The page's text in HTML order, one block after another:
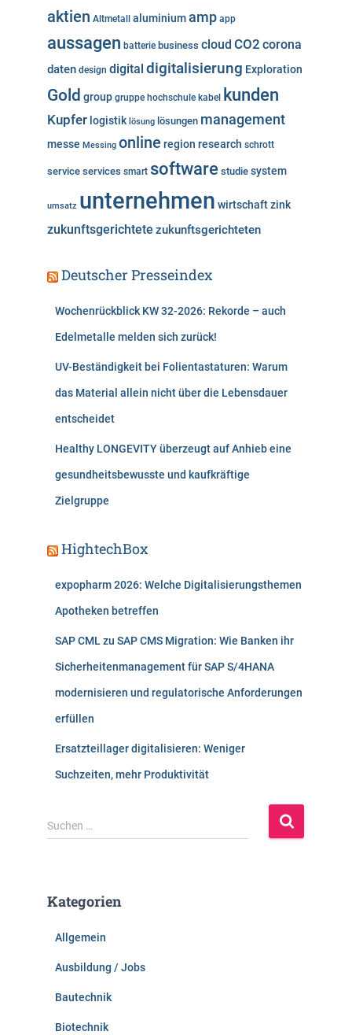
r
i
n
aktien Altmetall aluminiumamp app
aussagen batterie business cloud CO2 corona
daten design digital digitalisierung Exploration
Gold group gruppe hochschule kabel kunden
Kupfer logistik lösung lösungen management
messe Messing online region research schrott
service services smart software studie system
umsatz unternehmen wirtschaftzink
zukunftsgerichtete zukunftsgerichteten
Deutscher Presseindex
Wochenrückblick KW 32-2026: Rekorde – auch
Edelmetalle melden sich zurück!
UV-Beständigkeit bei Folientastaturen: Warum
das Material allein nicht über die Lebensdauer
entscheidet
Healthy LONGEVITY überzeugt auf Anhieb eine
gesundheitsbewusste und kaufkräftige
Zielgruppe
HightechBox
expopharm 2026: Welche Digitalisierungsthemen
Apotheken betreffen
SAP CML zu SAP CMS Migration: Wie Banken ihr
Sicherheitenmanagement für SAP S/4HANA
modernisieren und regulatorische Anforderungen
erfüllen
Ersatzteillager digitalisieren: Weniger
Suchzeiten, mehr Produktivität
S
u
n
Suchen …
Kategorien
Allgemein
Ausbildung / Jobs
Bautechnik
Biotechnik